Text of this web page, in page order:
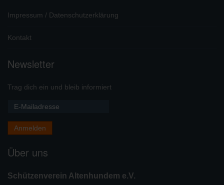
Impressum / Datenschutzerklärung
Kontakt
Newsletter
Trag dich ein und bleib informiert
Über uns
Schützenverein Altenhundem e.V.